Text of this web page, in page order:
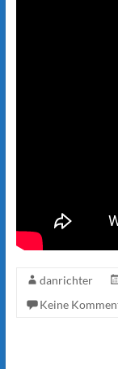
danrichter
Keine